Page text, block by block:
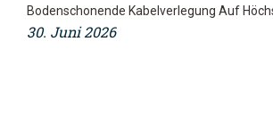
Bodenschonende Kabelverlegung Auf
30. Juni 2026